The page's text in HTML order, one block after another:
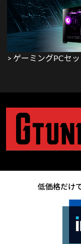
> ゲーミングPCセ
低価格だけ